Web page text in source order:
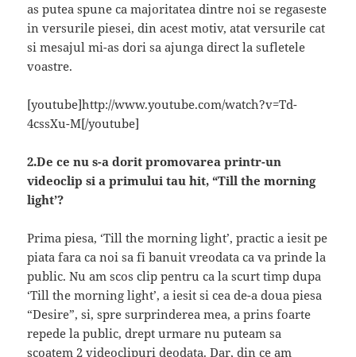
as putea spune ca majoritatea dintre noi se regaseste
in versurile piesei, din acest motiv, atat versurile cat
si mesajul mi-as dori sa ajunga direct la sufletele
voastre.
[youtube]http://www.youtube.com/watch?v=Td-
4cssXu-M[/youtube]
2.De ce nu s-a dorit promovarea printr-un
videoclip si a primului tau hit, “Till the morning
light’?
Prima piesa, ‘Till the morning light’, practic a iesit pe
piata fara ca noi sa fi banuit vreodata ca va prinde la
public. Nu am scos clip pentru ca la scurt timp dupa
‘Till the morning light’, a iesit si cea de-a doua piesa
“Desire”, si, spre surprinderea mea, a prins foarte
repede la public, drept urmare nu puteam sa
scoatem 2 videoclipuri deodata. Dar, din ce am